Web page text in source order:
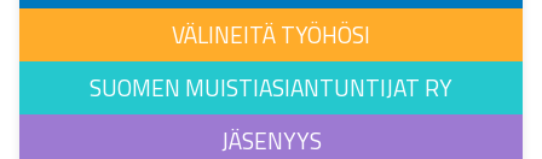
VÄLINEITÄ TYÖHÖSI
SUOMEN MUISTIASIANTUNTIJAT RY
JÄSENYYS